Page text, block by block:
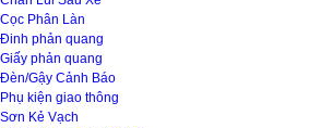
Cọc Phân Làn
Đinh phản quang
Giấy phản quang
Đèn/Gậy Cảnh Báo
Phụ kiện giao thông
Sơn Kẻ Vạch